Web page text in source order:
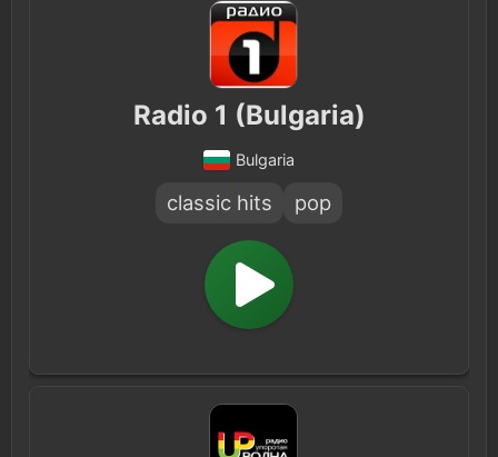
Radio 1 (Bulgaria)
Bulgaria
classic hits pop